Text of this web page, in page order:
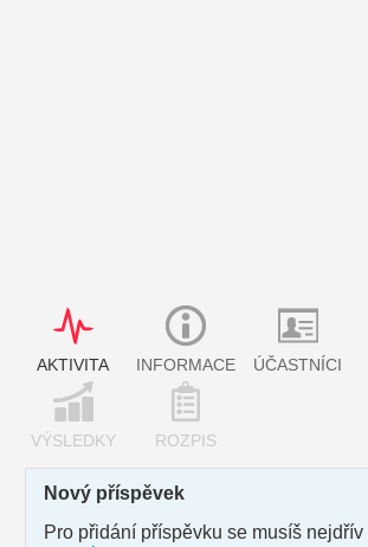
AKTIVITA INFORMACE ÚČASTNÍCI
VÝSLEDKY ROZPIS
Nový příspěvek
Pro přidání příspěvku se musíš nejdřív